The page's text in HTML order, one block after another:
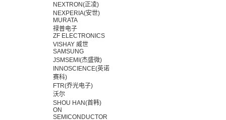
NEXTRON(正凌)
NEXPERIA(安世)
MURATA
禄普电子
ZF ELECTRONICS
VISHAY 威世
SAMSUNG
JSMSEMI(杰盛微)
INNOSCIENCE(英诺
赛科)
FTR(乔光电子)
沃尔
SHOU HAN(首韩)
ON
SEMICONDUCTOR